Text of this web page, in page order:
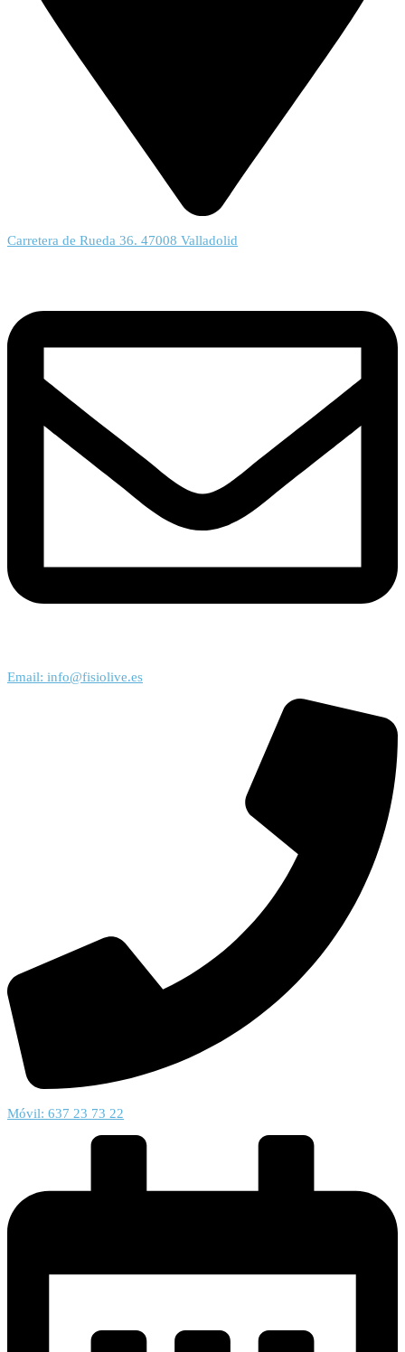
Carretera de Rueda 36. 47008 Valladolid
Email: info@fisiolive.es
Móvil: 637 23 73 22